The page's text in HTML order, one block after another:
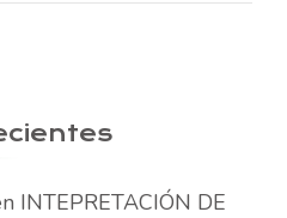
INTEPRETACIÓN DE